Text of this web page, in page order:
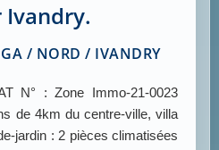
Ivandry.
/ NORD / IVANDRY
N° : Zone Immo-21-0023
de 4km du centre-ville, villa
jardin : 2 pièces climatisées